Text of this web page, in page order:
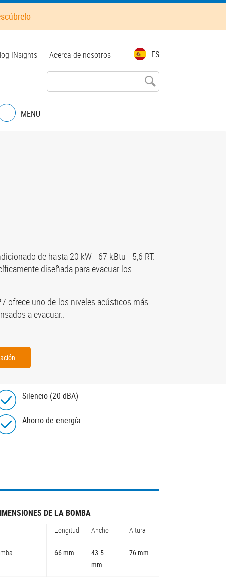
ES
INsights Acerca de nosotros
Menu
MENU
de hasta 20 kW - 67 kBtu - 5,6 RT.
diseñada para evacuar los
ofrece uno de los niveles acústicos más
a evacuar..
Silencio (20 dBA)
Ahorro de energía
DE LA BOMBA
Longitud Ancho Altura
66 mm
43.5
mm
76 mm